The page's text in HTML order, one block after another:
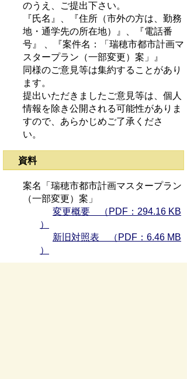
のうえ、ご提出下さい。
『氏名』、『住所（市外の方は、勤務
地・通学先の所在地）』、『電話番
号』 、『案件名：「瑞穂市都市計画マ
スタープラン（一部変更）案」』
同様のご意見等は集約することがあり
ます。
提出いただきましたご意見等は、個人
情報を除き公開される可能性がありま
すので、あらかじめご了承くださ
い。
資料
案名「瑞穂市都市計画マスタープラン
（一部変更）案」
変更概要 （PDF：294.16 KB
）
新旧対照表 （PDF：6.46 MB
）